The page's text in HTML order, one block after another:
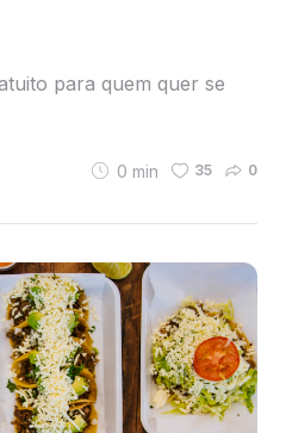
para quem quer se
0 min 35 0